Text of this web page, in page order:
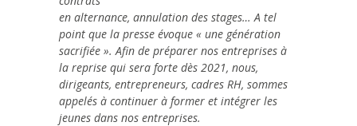
en alternance, annulation des stages… A tel
point que la presse évoque « une génération
sacrifiée ». Afin de préparer nos entreprises à
la reprise qui sera forte dès 2021, nous,
dirigeants, entrepreneurs, cadres RH, sommes
appelés à continuer à former et intégrer les
jeunes dans nos entreprises.